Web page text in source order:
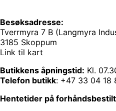
Besøksadresse:
Tverrmyra 7 B (Langmyra
3185 Skoppum
Link til kart
Butikkens åpningstid: Kl.
Telefon butikk: +47 33 04 18
Hentetider på